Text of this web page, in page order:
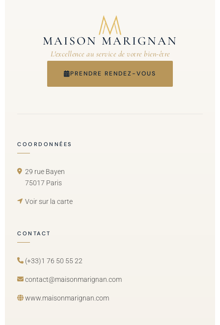
MAISON MARIGNAN
L'excellence au service de votre bien-être
PRENDRE RENDEZ-VOUS
COORDONNÉES
29 rue Bayen
75017 Paris
Voir sur la carte
CONTACT
(+33)1 76 50 55 22
contact@maisonmarignan.com
www.maisonmarignan.com